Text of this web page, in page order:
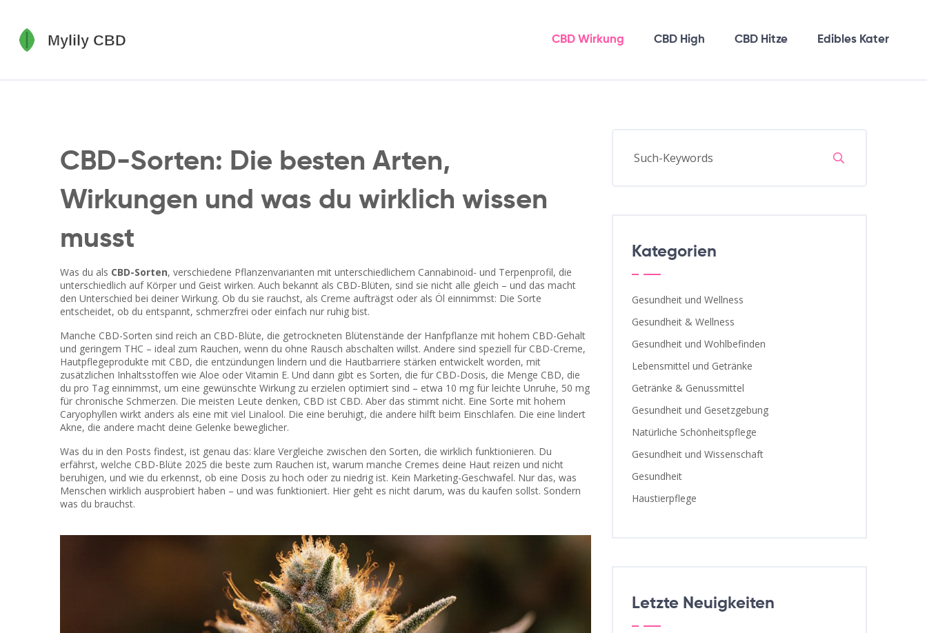
CBD Wirkung CBD High CBD Hitze Edibles Kater
CBD-Sorten: Die besten Arten,
Wirkungen und was du wirklich wissen
musst
Was du als CBD-Sorten, verschiedene Pflanzenvarianten mit unterschiedlichem Cannabinoid- und Terpenprofil, die
unterschiedlich auf Körper und Geist wirken. Auch bekannt als CBD-Blüten, sind sie nicht alle gleich – und das macht
den Unterschied bei deiner Wirkung. Ob du sie rauchst, als Creme aufträgst oder als Öl einnimmst: Die Sorte
entscheidet, ob du entspannt, schmerzfrei oder einfach nur ruhig bist.
Manche CBD-Sorten sind reich an CBD-Blüte, die getrockneten Blütenstände der Hanfpflanze mit hohem CBD-Gehalt
und geringem THC – ideal zum Rauchen, wenn du ohne Rausch abschalten willst. Andere sind speziell für CBD-Creme,
Hautpflegeprodukte mit CBD, die entzündungen lindern und die Hautbarriere stärken entwickelt worden, mit
zusätzlichen Inhaltsstoffen wie Aloe oder Vitamin E. Und dann gibt es Sorten, die für CBD-Dosis, die Menge CBD, die
du pro Tag einnimmst, um eine gewünschte Wirkung zu erzielen optimiert sind – etwa 10 mg für leichte Unruhe, 50 mg
für chronische Schmerzen. Die meisten Leute denken, CBD ist CBD. Aber das stimmt nicht. Eine Sorte mit hohem
Caryophyllen wirkt anders als eine mit viel Linalool. Die eine beruhigt, die andere hilft beim Einschlafen. Die eine lindert
Akne, die andere macht deine Gelenke beweglicher.
Was du in den Posts findest, ist genau das: klare Vergleiche zwischen den Sorten, die wirklich funktionieren. Du
erfährst, welche CBD-Blüte 2025 die beste zum Rauchen ist, warum manche Cremes deine Haut reizen und nicht
beruhigen, und wie du erkennst, ob eine Dosis zu hoch oder zu niedrig ist. Kein Marketing-Geschwafel. Nur das, was
Menschen wirklich ausprobiert haben – und was funktioniert. Hier geht es nicht darum, was du kaufen sollst. Sondern
was du brauchst.
Kategorien
Gesundheit und Wellness
Gesundheit & Wellness
Gesundheit und Wohlbefinden
Lebensmittel und Getränke
Getränke & Genussmittel
Gesundheit und Gesetzgebung
Natürliche Schönheitspflege
Gesundheit und Wissenschaft
Gesundheit
Haustierpflege
Letzte Neuigkeiten